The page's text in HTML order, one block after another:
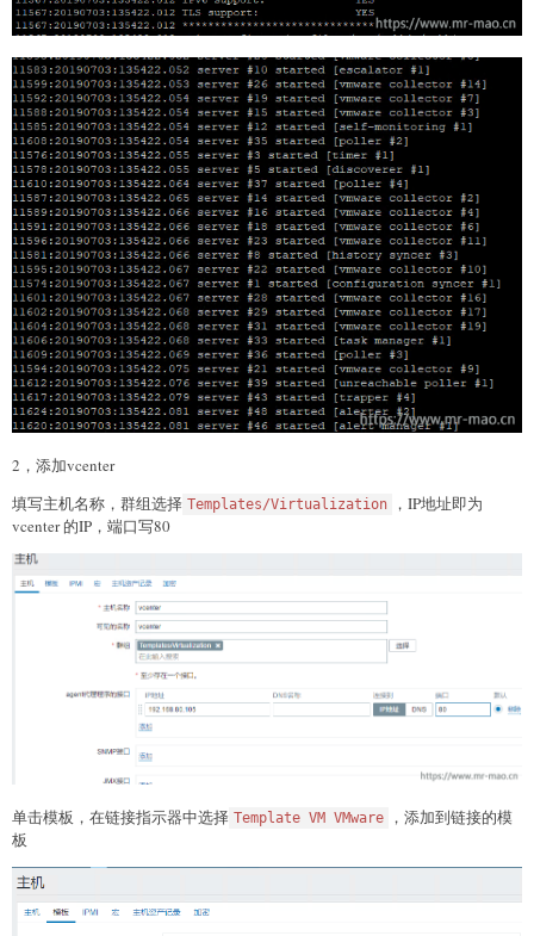
2，添加vcenter
填写主机名称，群组选择 Templates/Virtualization
，IP地址即为
vcenter 的IP，端口写80
单击模板，在链接指示器中选择 Template VM VMware
，添加到链接的模
板